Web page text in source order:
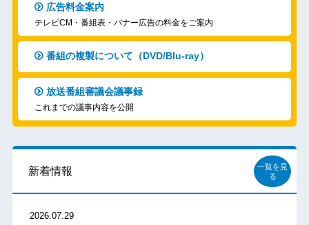
広告料金案内
テレビCM・番組表・バナー広告の料金をご案内
番組の複製について（DVD/Blu-ray）
放送番組審議会議事録
これまでの議事内容を公開
新着情報
一覧を見
る
2026.07.29